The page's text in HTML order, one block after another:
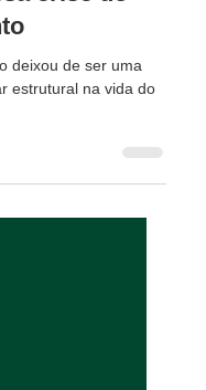
crise do
estrutural na vida do